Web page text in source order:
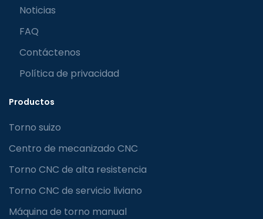
Noticias
FAQ
Contáctenos
Política de privacidad
Productos
Torno suizo
Centro de mecanizado CNC
Torno CNC de alta resistencia
Torno CNC de servicio liviano
Máquina de torno manual